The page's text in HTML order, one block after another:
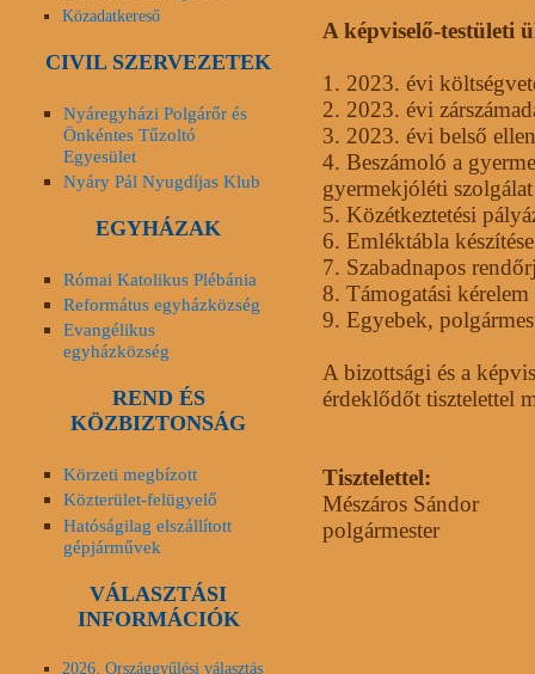
A képviselő-testületi
1. 2023. évi
2. 2023. évi
3. 2023. évi belső
4. Beszámoló a
gyermekjóléti
5. Közétkeztetési
6. Emléktábla készítése
7. Szabadnapos
8. Támogatási kérelem
9. Egyebek,
A bizottsági és a
érdeklődőt tisztelettel
Tisztelettel:
Mészáros Sándor
polgármester
Közadatkereső
CIVIL SZERVEZETEK
Nyáregyházi Polgárőr és
Önkéntes Tűzoltó
Egyesület
Nyáry Pál Nyugdíjas Klub
EGYHÁZAK
Római Katolikus Plébánia
Református egyházközség
Evangélikus
egyházközség
REND ÉS
KÖZBIZTONSÁG
Körzeti megbízott
Közterület-felügyelő
Hatóságilag elszállított
gépjárművek
VÁLASZTÁSI
INFORMÁCIÓK
2026. Országgyűlési választás